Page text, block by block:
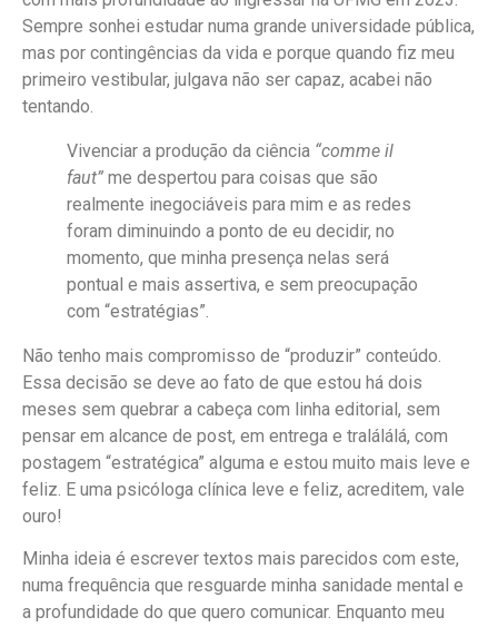
Sempre sonhei estudar numa grande universidade pública,
mas por contingências da vida e porque quando fiz meu
primeiro vestibular, julgava não ser capaz, acabei não
tentando.
Vivenciar a produção da ciência “comme il
faut” me despertou para coisas que são
realmente inegociáveis para mim e as redes
foram diminuindo a ponto de eu decidir, no
momento, que minha presença nelas será
pontual e mais assertiva, e sem preocupação
com “estratégias”.
Não tenho mais compromisso de “produzir” conteúdo.
Essa decisão se deve ao fato de que estou há dois
meses sem quebrar a cabeça com linha editorial, sem
pensar em alcance de post, em entrega e tralálálá, com
postagem “estratégica” alguma e estou muito mais leve e
feliz. E uma psicóloga clínica leve e feliz, acreditem, vale
ouro!
Minha ideia é escrever textos mais parecidos com este,
numa frequência que resguarde minha sanidade mental e
a profundidade do que quero comunicar. Enquanto meu